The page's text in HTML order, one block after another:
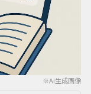
※AI生成画像